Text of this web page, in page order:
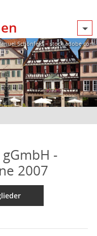
Schönfeld – stock.adobe.com
-
2007